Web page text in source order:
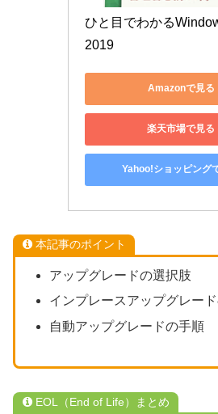
ひと目でわかる
2019
Amazonで見る
楽天市場で見る
Yahoo!ショッピング
本記事のポイント
アップグレードの選択肢
インプレースアップグレー
自動アップグレードの手順
EOL（End of Life）まとめ